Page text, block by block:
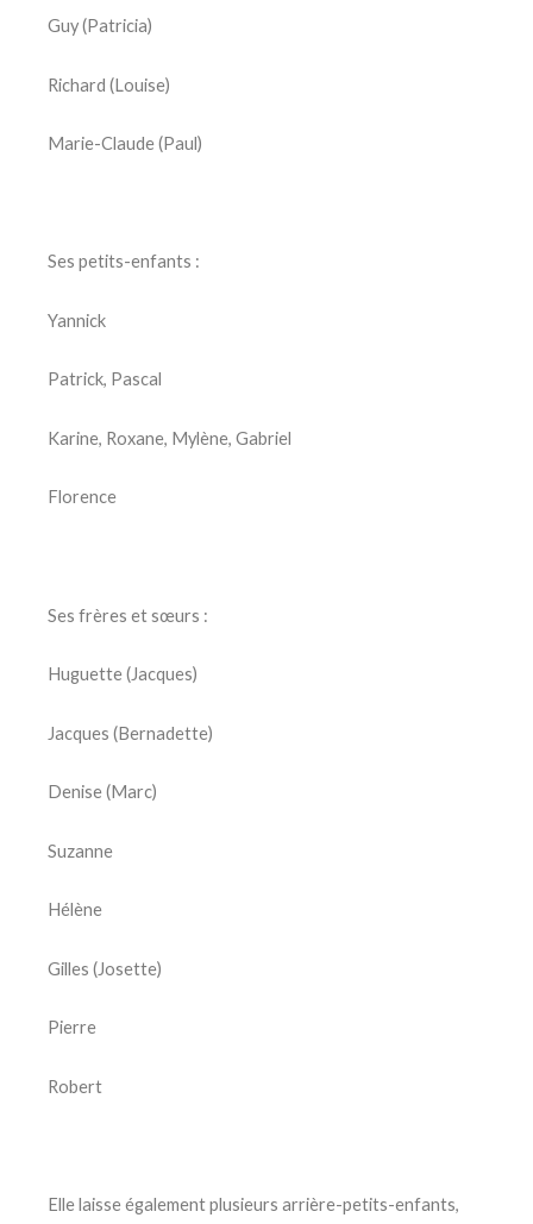
Guy (Patricia)
Richard (Louise)
Marie-Claude (Paul)
Ses petits-enfants :
Yannick
Patrick, Pascal
Karine, Roxane, Mylène, Gabriel
Florence
Ses frères et sœurs :
Huguette (Jacques)
Jacques (Bernadette)
Denise (Marc)
Suzanne
Hélène
Gilles (Josette)
Pierre
Robert
Elle laisse également plusieurs arrière-petits-enfants,